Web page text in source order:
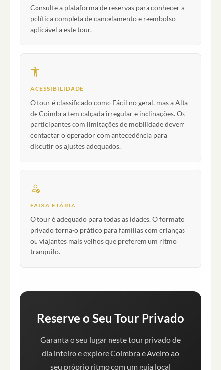
Consulte a plataforma de reservas para conhecer a
política completa de cancelamento e reembolso
aplicável a este tour.
ACESSIBILIDADE
O tour é classificado como Fácil no geral, mas a Alta
de Coimbra tem calçada irregular e inclinações. Os
participantes com limitações de mobilidade devem
contactar o operador com antecedência para
discutir os ajustes adequados.
FAIXA ETÁRIA
O tour é adequado para todas as idades. O formato
privado torna-o prático para famílias com crianças
ou viajantes mais velhos que preferem um ritmo
tranquilo.
Reserve o Seu Tour Privado
Garanta o seu lugar neste tour privado de
dia inteiro e explore Coimbra e Aveiro ao
seu próprio ritmo com um guia local